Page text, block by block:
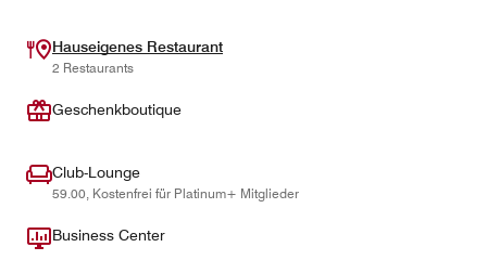
Hauseigenes Restaurant
2 Restaurants
Geschenkboutique
Club-Lounge
59.00, Kostenfrei für Platinum+ Mitglieder
Business Center